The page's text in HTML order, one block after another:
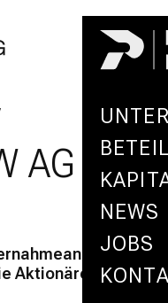
NEWS
JOBS
AG
Aktionäre der